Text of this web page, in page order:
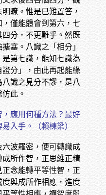
瞭。惟是已難置答，
僅能體會到第六，七
分，不更難乎。然既
塞。八識之「相分」
第七識，能知七識為
分」，由此再起能緣
識之見分不謬，是八
此。
，應用何種方法？最好
入手。（賴棟梁）
波羅密，便可轉識成
所作智，正思維正精
念能轉平等性智，正
與成所作相應，進度